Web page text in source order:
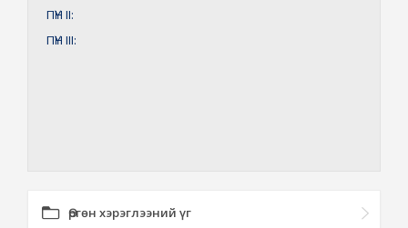
ПҮН II:
ПҮН III:
Өргөн хэрэглээний үг